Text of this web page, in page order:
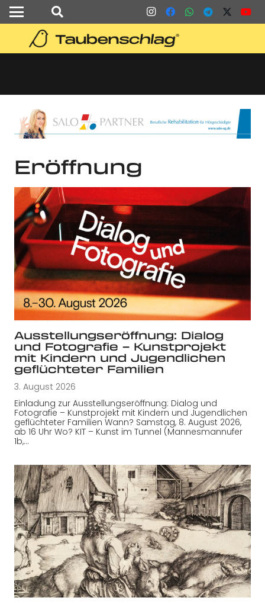
Eröffnung
Ausstellungseröffnung: Dialog
und Fotografie – Kunstprojekt
mit Kindern und Jugendlichen
geflüchteter Familien
3. August 2026
Einladung zur Ausstellungseröffnung: Dialog und
Fotografie – Kunstprojekt mit Kindern und Jugendlichen
geflüchteter Familien Wann? Samstag, 8. August 2026,
ab 16 Uhr Wo? KIT – Kunst im Tunnel (Mannesmannufer
1b,…